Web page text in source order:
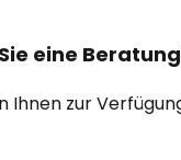
eine
Ihnen zur